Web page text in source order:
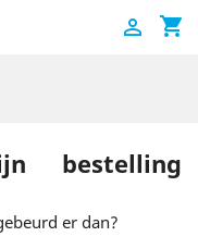
shopping_cart

bestelling
er dan?